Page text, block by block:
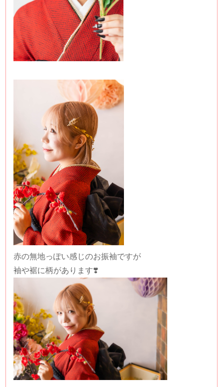
赤の無地っぽい感じのお振袖ですが
袖や裾に柄があります❣️